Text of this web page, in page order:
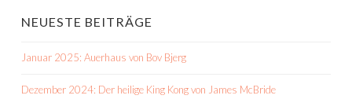
NEUESTE BEITRÄGE
Januar 2025: Auerhaus von Bov Bjerg
Dezember 2024: Der heilige King Kong von James McBride